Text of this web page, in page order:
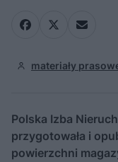
materiały
Polska Izba
przygotowała i
powierzchni